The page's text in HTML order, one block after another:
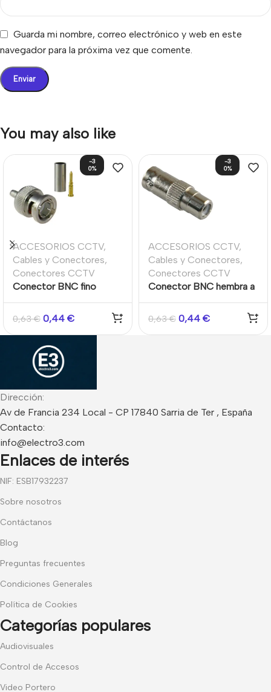
Guarda mi nombre, correo electrónico y web en este
navegador para la próxima vez que comente.
You may also like
-3
0%
ACCESORIOS CCTV,
Cables y Conectores,
Conectores CCTV
Conector BNC fino
macho para crimpar cable
de CCTV Micro RG-59
0,63€ 0,44 €
-3
0%
ACCESORIOS CCTV,
Cables y Conectores,
Conectores CCTV
Conector BNC hembra a
RCA hembra
0,63€ 0,44 €
Dirección:
Av de Francia 234 Local - CP 17840 Sarria de Ter , España
Contacto:
info@electro3.com
Enlaces de interés
NIF: ESB17932237
Sobre nosotros
Contáctanos
Blog
Preguntas frecuentes
Condiciones Generales
Política de Cookies
Categorías populares
Audiovisuales
Control de Accesos
Video Portero